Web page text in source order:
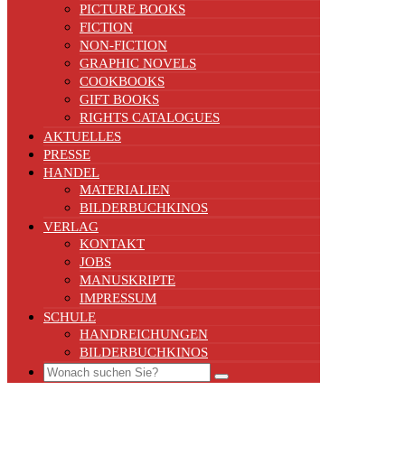
PICTURE BOOKS
FICTION
NON-FICTION
GRAPHIC NOVELS
COOKBOOKS
GIFT BOOKS
RIGHTS CATALOGUES
AKTUELLES
PRESSE
HANDEL
MATERIALIEN
BILDERBUCHKINOS
VERLAG
KONTAKT
JOBS
MANUSKRIPTE
IMPRESSUM
SCHULE
HANDREICHUNGEN
BILDERBUCHKINOS
Search